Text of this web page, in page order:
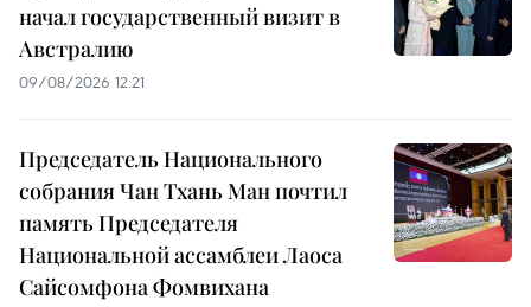
начал государственный визит в
Австралию
09/08/2026 12:21
Председатель Национального
собрания Чан Тхань Ман почтил
память Председателя
Национальной ассамблеи Лаоса
Сайсомфона Фомвихана